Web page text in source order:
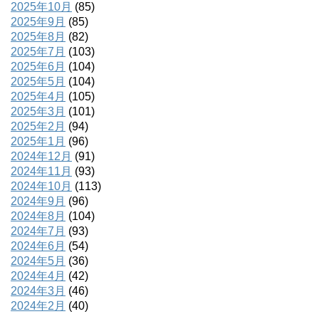
2025年10月 (85)
2025年9月 (85)
2025年8月 (82)
2025年7月 (103)
2025年6月 (104)
2025年5月 (104)
2025年4月 (105)
2025年3月 (101)
2025年2月 (94)
2025年1月 (96)
2024年12月 (91)
2024年11月 (93)
2024年10月 (113)
2024年9月 (96)
2024年8月 (104)
2024年7月 (93)
2024年6月 (54)
2024年5月 (36)
2024年4月 (42)
2024年3月 (46)
2024年2月 (40)